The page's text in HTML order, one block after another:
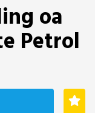
oa
Petrol